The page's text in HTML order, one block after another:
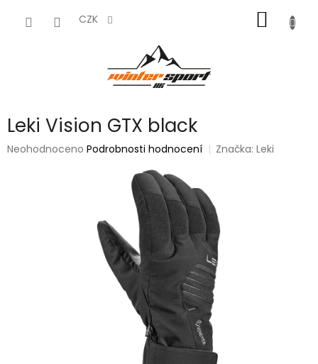
CZK
KOŠÍK
Leki Vision GTX black
Průměrné
Neohodnoceno Podrobnosti hodnocení Značka:Leki